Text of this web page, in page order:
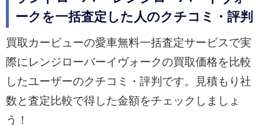
ークを一括査定した人のクチコミ・評判
買取カービューの愛車無料一括査定サービスで実
際にレンジローバーイヴォークの買取価格を比較
したユーザーのクチコミ・評判です。見積もり社
数と査定比較で得した金額をチェックしましょ
う！